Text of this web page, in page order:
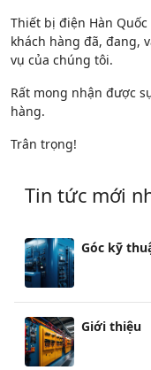
Thiết bị điện Hàn
khách hàng đã, đang,
vụ của chúng tôi.
Rất mong nhận được
hàng.
Trân trọng!
Tin tức mới
Góc kỹ
Giới thiệu